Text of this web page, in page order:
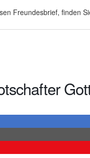
Freundesbrief, finden